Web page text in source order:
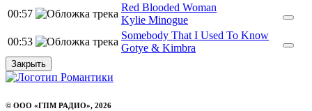
00:57
Red Blooded Woman
Kylie Minogue
00:53
Somebody That I Used To Know
Gotye & Kimbra
Закрыть
© ООО «ГПМ РАДИО», 2026